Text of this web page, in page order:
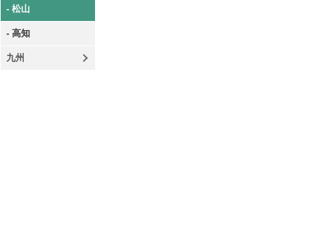
- 松山
- 高知
九州